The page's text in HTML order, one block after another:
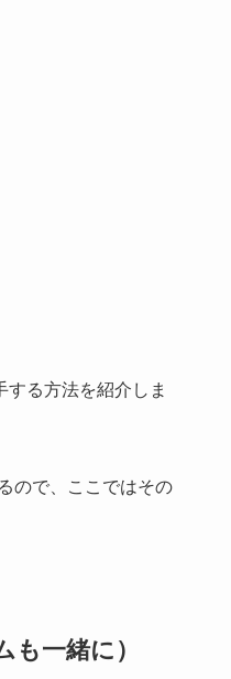
る方法を紹介しま
ので、ここではその
一緒に）